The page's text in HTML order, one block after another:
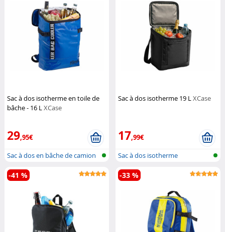
Sac à dos isotherme en toile de
bâche - 16 LXCase
29,95€
Sac à dos en bâche de camion
avec d...
Sac à dos isotherme 19 LXCase
17,99€
Sac à dos isotherme
-41 % -33 %